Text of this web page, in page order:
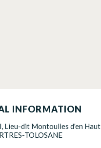
INFORMATION
Lieu-dit Montoulies d'en Haut,
TOLOSANE